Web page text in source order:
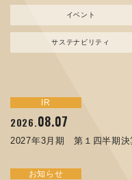
イベント
サステナビリティ
IR
2026.08.07
2027年3月期 第１四半期決
お知らせ
新規事業
2024.04.10
資源ごみAI 自動選別機 販
お知らせ
2026.08.05
夏季休業のお知らせ
お知らせ
トピックス
2026.07.17
ORANGE NEWS Vol. 014を
トピックス
イベント
2026.04.03
MEX金沢2026 出展のご
イベント
IR
2026.08.07
2027年3月期 第１四半期決
IR
サステナビリティ
2026.07.24
中学生（光野中学校）の職
サステナビリティ